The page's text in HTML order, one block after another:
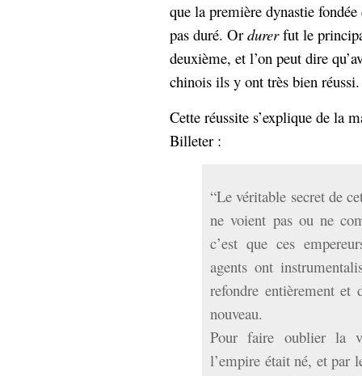
que la première dynastie fondée
pas duré. Or durerfut le
deuxième, et l’on peut dire
chinois ils y ont très bien réussi.
Cette réussite s’explique de la
Billeter :
“Le véritable secret de
ne voient pas ou ne
c’est que ces
agents ont
refondre entièrement et
nouveau.
Pour faire oublier la
l’empire était né, et par